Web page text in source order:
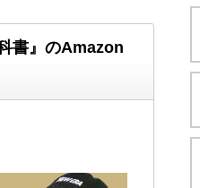
書』のAmazon